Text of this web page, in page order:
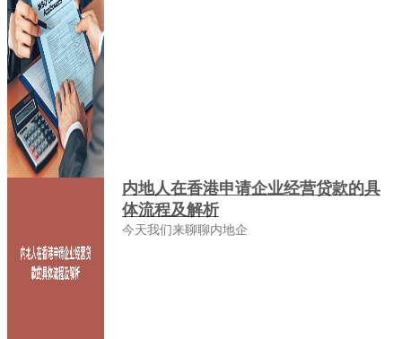
内地人在香港申请企业经营贷款的具
体流程及解析
今天我们来聊聊内地企